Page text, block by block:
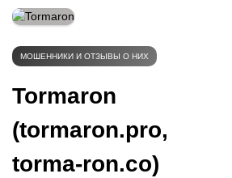
МОШЕННИКИ И ОТЗЫВЫ О НИХ
Tormaron
(tormaron.pro,
torma-ron.co)